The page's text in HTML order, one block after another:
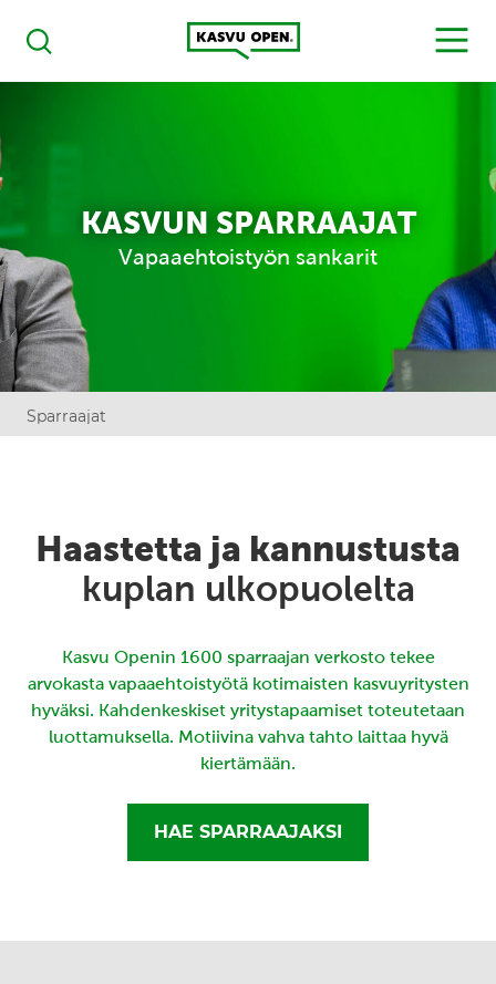
Haku
Kasvu Open
MENU
KASVUN SPARRAAJAT
Vapaaehtoistyön sankarit
Sparraajat
Haastetta ja kannustusta
kuplan ulkopuolelta
Kasvu Openin 1600 sparraajan verkosto tekee
arvokasta vapaaehtoistyötä kotimaisten kasvuyritysten
hyväksi. Kahdenkeskiset yritystapaamiset toteutetaan
luottamuksella. Motiivina vahva tahto laittaa hyvä
kiertämään.
HAE SPARRAAJAKSI